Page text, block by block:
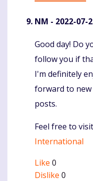
NM - 2022-07-
Komentaras
Good day! Do
follow you if
I'm definitely
forward to new
posts.
Feel free to
International
Like 0
Dislike 0